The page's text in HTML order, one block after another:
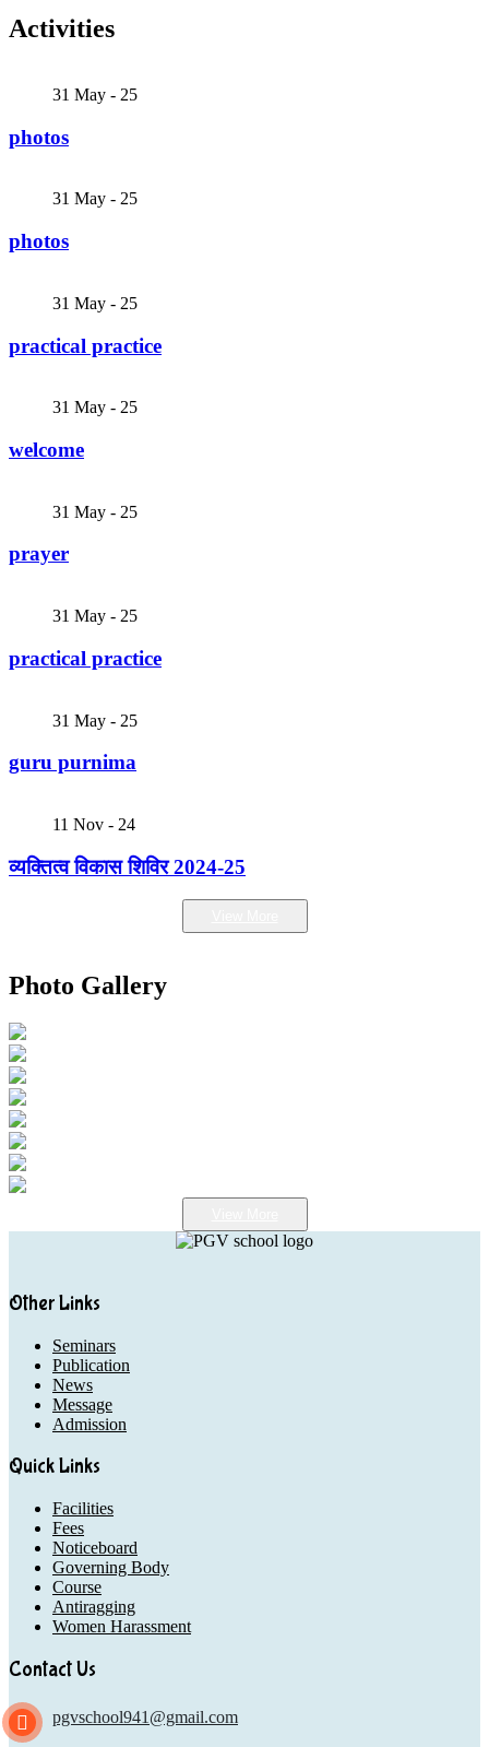
Activities
31 May - 25
photos
31 May - 25
photos
31 May - 25
practical practice
31 May - 25
welcome
31 May - 25
prayer
31 May - 25
practical practice
31 May - 25
guru purnima
11 Nov - 24
व्यक्तित्व विकास शिविर 2024-25
Photo Gallery
Other Links
Seminars
Publication
News
Message
Admission
Quick Links
Facilities
Fees
Noticeboard
Governing Body
Course
Antiragging
Women Harassment
Contact Us
pgvschool941@gmail.com